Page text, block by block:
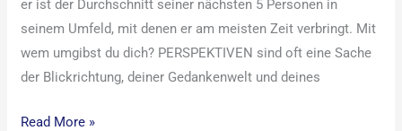
er ist der Durchschnitt seiner nächsten 5 Personen in
seinem Umfeld, mit denen er am meisten Zeit verbringt. Mit
wem umgibst du dich? PERSPEKTIVEN sind oft eine Sache
der Blickrichtung, deiner Gedankenwelt und deines
Read More »